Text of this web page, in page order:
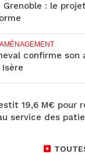
Grenoble : le
confirme son
19,6 M€ pour
service des